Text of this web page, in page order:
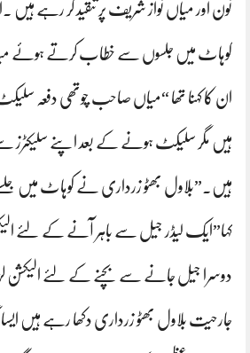
نون اور میاں نواز شریف پر تنقید کر رہے ہیں
کوہاٹ میں جلسوں سے خطاب کرتے ہوئے میاں
ان کا کہنا تھا “میاں صاحب چوتھی دفعہ
ہیں مگر سلیکٹ ہونے کے بعد اپنے سلیکٹرز
ہیں۔”بلاول بھٹو زرداری نے کوہاٹ میں
کہا”ایک لیڈر جیل سے باہر آنے کے لئے
دوسرا جیل جانے سے بچنے کے لئے الیکشن
جارحیت بلاول بھٹو زرداری دکھا رہے ہیں